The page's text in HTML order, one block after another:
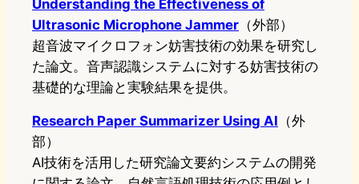
Understanding the Effectiveness of
Ultrasonic Microphone Jammer （外部）
超音波マイクロフォン妨害技術の効果を研究し
た論文。音声認識システムに対する妨害技術の
基礎的な理論と実験結果を提供。
Research Paper Summarizer Using AI （外
部）
AI技術を活用した研究論文要約システムの開発